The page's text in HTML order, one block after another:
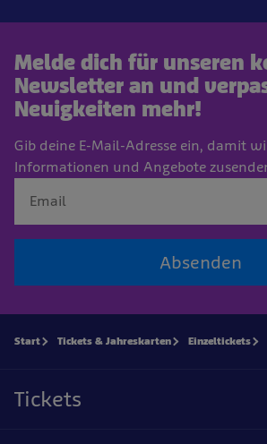
Melde dich für unseren
Newsletter an und
Neuigkeiten mehr!
Gib deine E-Mail-Adresse ein, damit
Informationen und Angebote
Absenden
Start Tickets & Jahreskarten Einzeltickets
Tickets